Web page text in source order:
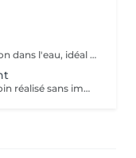
Pédicure à Sec Soin réalisé sans immersion dans l'eau, idéal pour une meilleure durabilité et hygiène. Comprend le retrait des peaux mortes, la beauté des cuticules.
Pédicure à Sec (1 couleur de vernis gel) Soin réalisé sans immersion dans l'eau, idéal pour une meilleure durabilité et hygiène. Comprend le retrait des peaux mortes, la beauté des cuticules, une hydratation profonde des pieds et l'application de vernis gel d'une seule couleur. Toutes autres techniques ou décorations seront comptées séparément.